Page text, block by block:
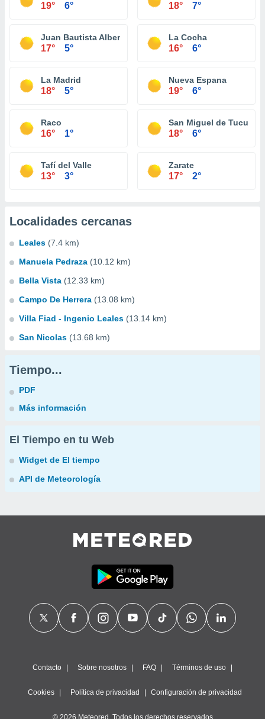
19° 6° 18° 7°
Juan Bautista Alberdi
17° 5°
La Cocha
16° 6°
La Madrid
18° 5°
Nueva Espana
19° 6°
Raco
16° 1°
San Miguel de Tucumán
18° 6°
Tafí del Valle
13° 3°
Zarate
17° 2°
Localidades cercanas
Leales (7.4 km)
Manuela Pedraza (10.12 km)
Bella Vista (12.33 km)
Campo De Herrera (13.08 km)
Villa Fiad - Ingenio Leales (13.14 km)
San Nicolas (13.68 km)
Tiempo...
PDF
Más información
El Tiempo en tu Web
Widget de El tiempo
API de Meteorología
Contacto Sobre nosotros FAQ Términos de uso
Cookies Política de privacidad Configuración de privacidad
© 2026 Meteored. Todos los derechos reservados